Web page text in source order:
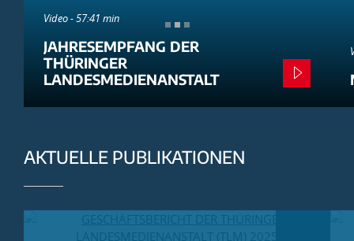
Video - 57:41 min
JAHRESEMPFANG DER
THÜRINGER
LANDESMEDIENANSTALT
AKTUELLE PUBLIKATIONEN